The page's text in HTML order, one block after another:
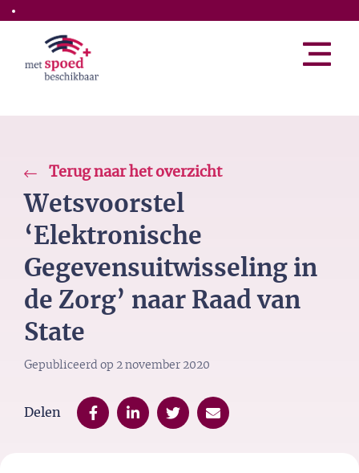
Skip to the main content
Terug naar het overzicht
Wetsvoorstel
‘Elektronische
Gegevensuitwisseling in
de Zorg’ naar Raad van
State
Gepubliceerd op 2 november 2020
Delen